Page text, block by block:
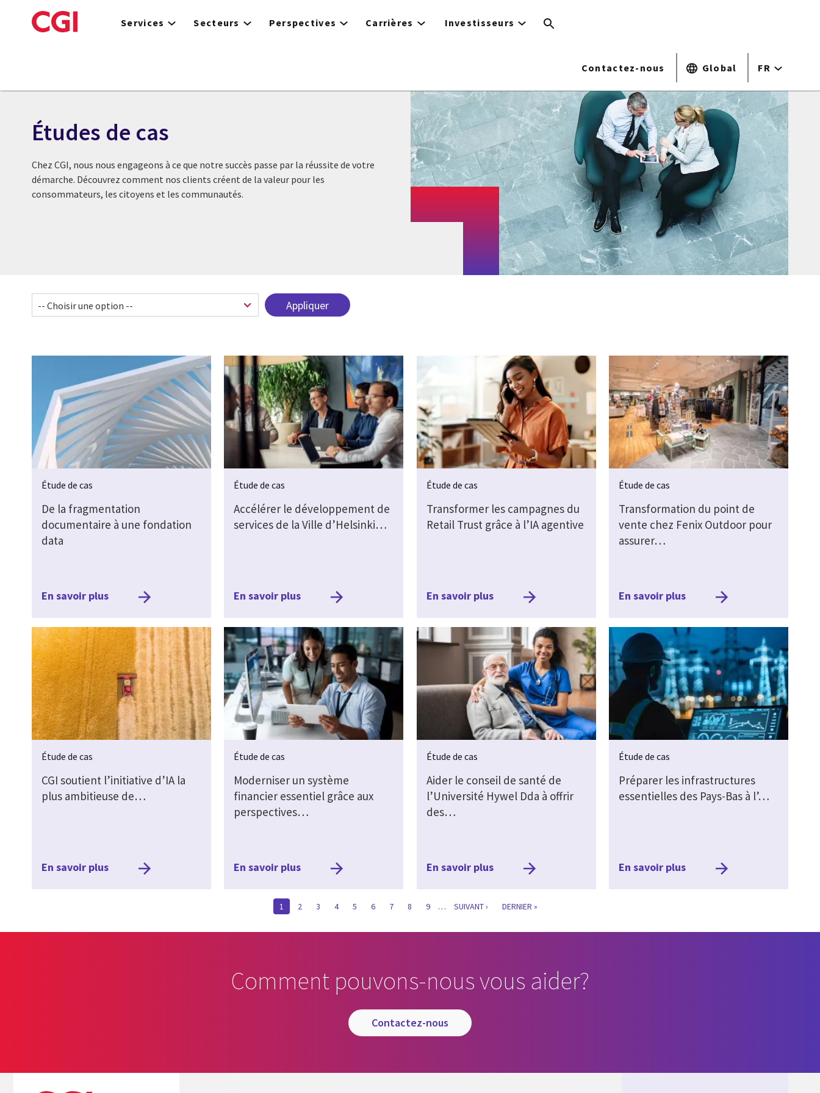
to
Services Secteurs Perspectives Carrières Investisseurs
Contactez-nous Global FR
Études de cas
Chez CGI, nous nous engageons à ce que notre succès passe par la réussite de votre
démarche. Découvrez comment nos clients créent de la valeur pour les
consommateurs, les citoyens et les communautés.
Étude de cas
De la fragmentation
documentaire à une fondation
data
En savoir plus
Étude de cas
Accélérer le développement de
services de la Ville d’Helsinki…
En savoir plus
Étude de cas
Transformer les campagnes du
Retail Trust grâce à l’IA agentive
En savoir plus
Étude de cas
Transformation du point de
vente chez Fenix Outdoor pour
assurer…
En savoir plus
Étude de cas
CGI soutient l’initiative d’IA la
plus ambitieuse de…
En savoir plus
Étude de cas
Moderniser un système
financier essentiel grâce aux
perspectives…
En savoir plus
Étude de cas
Aider le conseil de santé de
l’Université Hywel Dda à offrir
des…
En savoir plus
Étude de cas
Préparer les infrastructures
essentielles des Pays-Bas à l’…
En savoir plus
Pagination
CURRENT
1 PAGE
2 PAGE
3 PAGE
4 PAGE
5 PAGE
6 PAGE
7 PAGE
8 PAGE
9 … SUIVANTE
SUIVANT ›
LAST
DERNIER »
Comment pouvons-nous vous aider?
contactez-nous